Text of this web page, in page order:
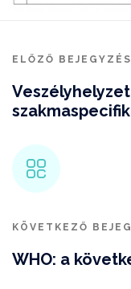
ELŐZŐ BEJEGYZÉS
KÖVETKEZŐ
WHO: a